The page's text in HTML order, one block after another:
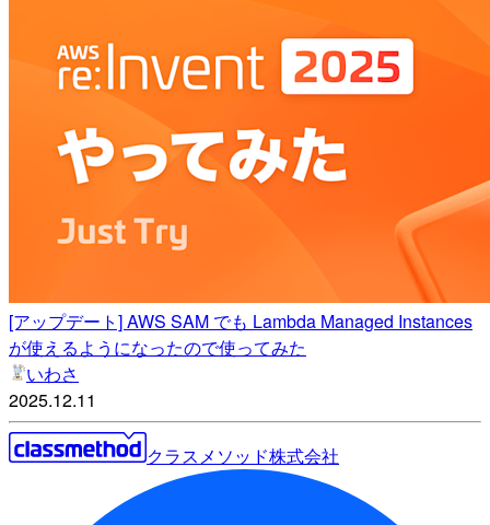
[アップデート] AWS SAM でも Lambda Managed Instances
が使えるようになったので使ってみた
いわさ
2025.12.11
クラスメソッド株式会社